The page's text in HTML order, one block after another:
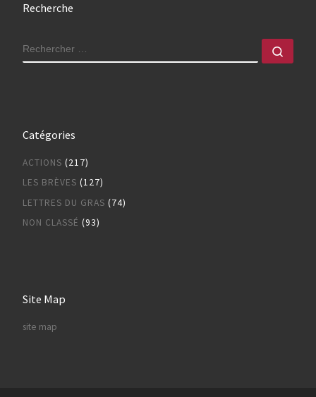
Recherche
RECHERCHER
Catégories
ACTIONS (217)
LES BRÈVES (127)
LETTRES DU GRAS (74)
NON CLASSÉ (93)
Site Map
site map